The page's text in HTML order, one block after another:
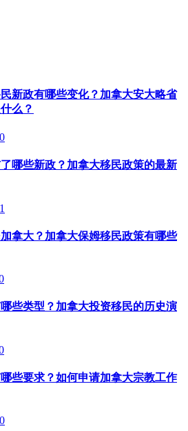
新政有哪些变化？加拿大安大略省
么？
哪些新政？加拿大移民政策的最新
拿大？加拿大保姆移民政策有哪些
些类型？加拿大投资移民的历史演
些要求？如何申请加拿大宗教工作